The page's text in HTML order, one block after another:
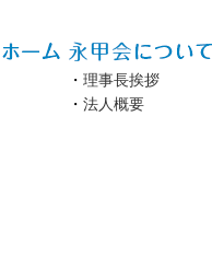
・ 理事長挨拶
・ 法人概要